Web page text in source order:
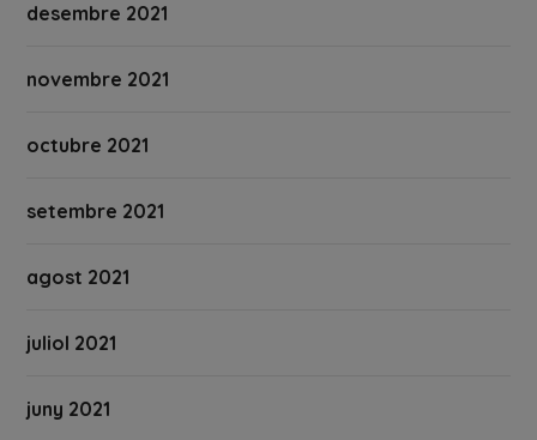
desembre 2021
novembre 2021
octubre 2021
setembre 2021
agost 2021
juliol 2021
juny 2021